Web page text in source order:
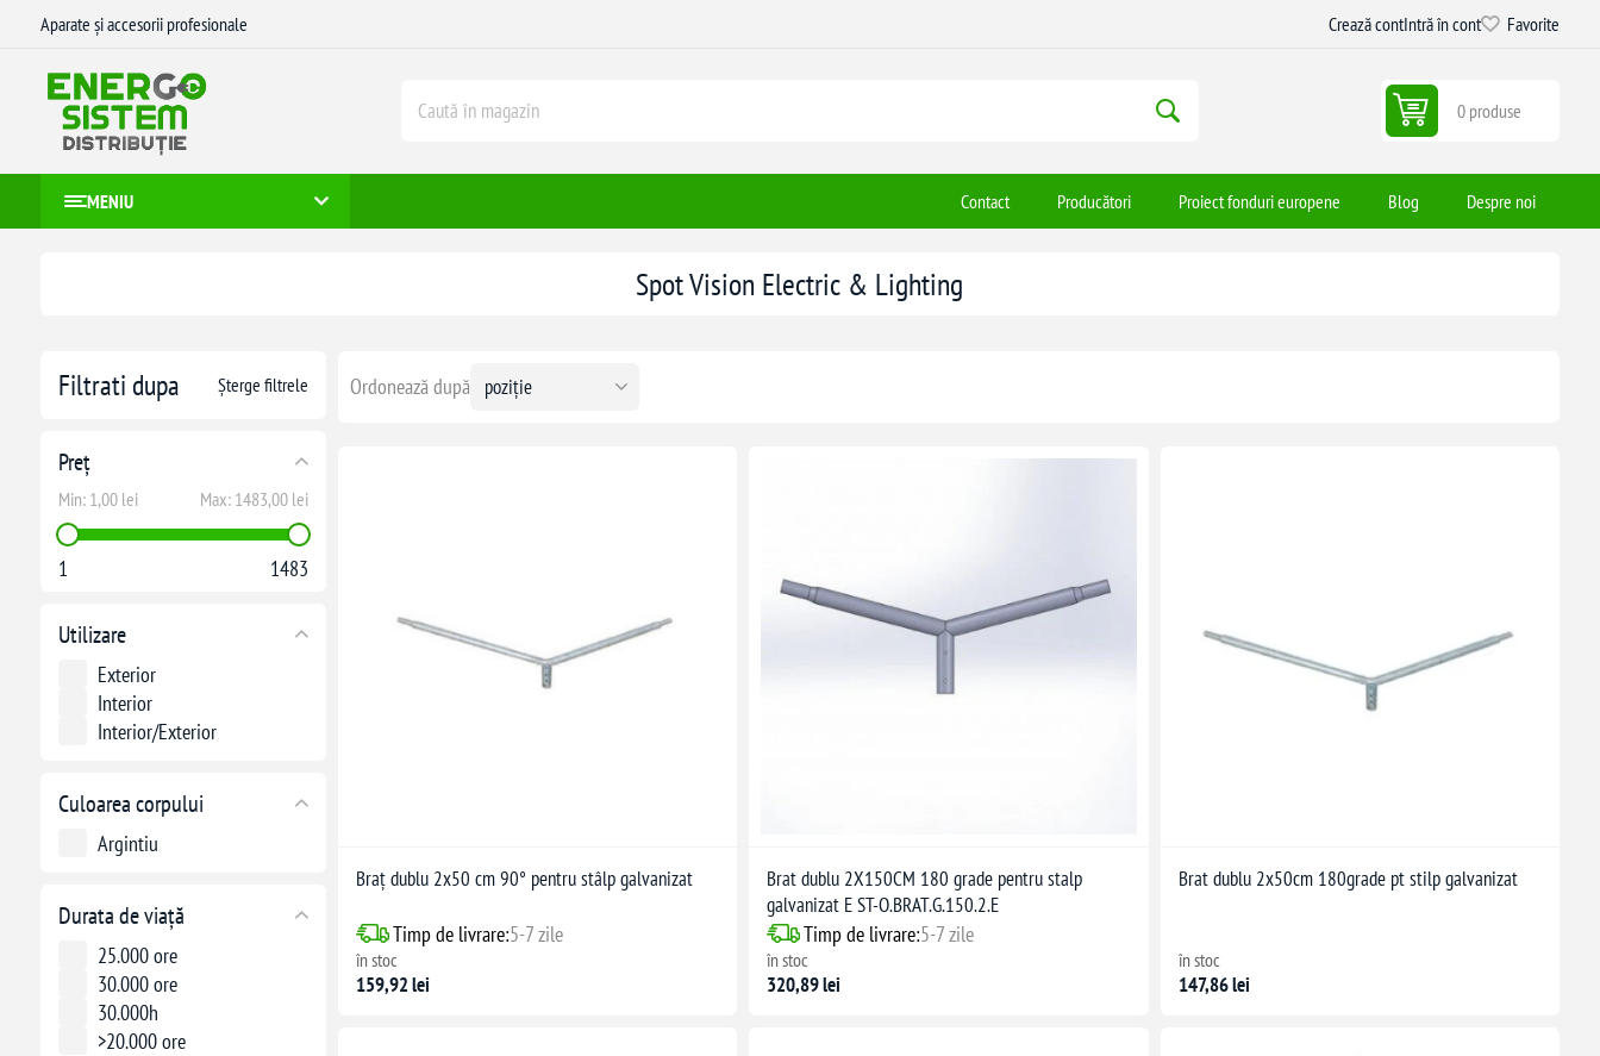
Aparate și accesorii profesionale Crează contIntră în cont Favorite
0 produse
MENIU Contact Producători Proiect fonduri europene Blog Despre noi
Filtrati dupa Șterge filtrele
Preț
Min: 1,00 lei Max: 1483,00 lei
1 1483
Utilizare
Exterior
Interior
Interior/Exterior
Culoarea corpului
Argintiu
Durata de viață
25.000 ore
30.000 ore
30.000h
>20.000 ore
Spot Vision Electric & Lighting
Ordonează după
Braț dublu 2x50 cm 90° pentru stâlp galvanizat
Timp de livrare:5-7 zile
în stoc
159,92 lei
Brat dublu 2X150CM 180 grade pentru stalp
galvanizat E ST-O.BRAT.G.150.2.E
Timp de livrare:5-7 zile
în stoc
320,89 lei
Brat dublu 2x50cm 180grade pt stilp galvanizat
în stoc
147,86 lei